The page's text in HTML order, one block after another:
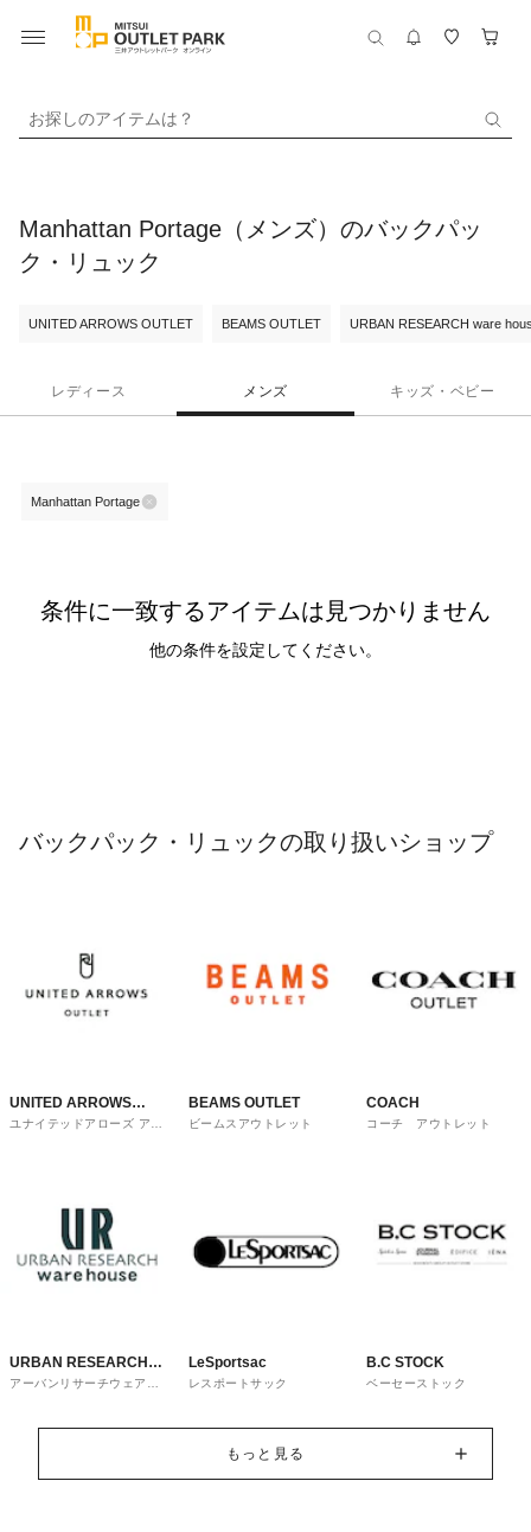
お探しのアイテムは？
Manhattan Portage（メンズ）のバックパッ
ク・リュック
UNITED ARROWS OUTLET BEAMS OUTLET URBAN RESEARCH ware
レディース メンズ キッズ・ベビー
Manhattan Portage
条件に一致するアイテムは見つかりません
他の条件を設定してください。
バックパック・リュックの取り扱いショップ
UNITED ARROWS
OUTLET
ユナイテッドアローズ アウ
BEAMS OUTLET
ビームスアウトレット
COACH
コーチ アウトレット
URBAN RESEARCH
ware house
アーバンリサーチウェアハ
LeSportsac
レスポートサック
B.C STOCK
ベーセーストック
もっと見る